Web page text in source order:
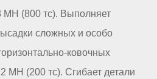
МН (800 тс). Выполняет
сложных и особо
ковочных
МН (200 тс). Сгибает детали